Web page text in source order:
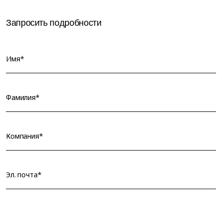
Запросить подробности
Имя*
Фамилия*
Компания*
Эл. почта*